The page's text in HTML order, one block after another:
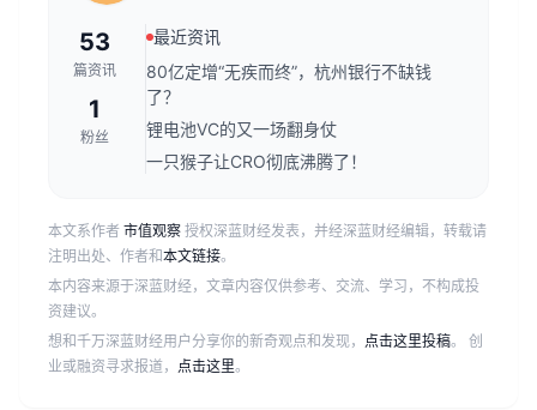
53
篇资讯
1
粉丝
最近资讯
80亿定增“无疾而终”，杭州银行不缺钱
了？
锂电池VC的又一场翻身仗
一只猴子让CRO彻底沸腾了！
本文系作者 市值观察 授权深蓝财经发表，并经深蓝财经编辑，转载请
注明出处、作者和本文链接。
本内容来源于深蓝财经，文章内容仅供参考、交流、学习，不构成投
资建议。
想和千万深蓝财经用户分享你的新奇观点和发现， 点击这里投稿。 创
业或融资寻求报道， 点击这里。